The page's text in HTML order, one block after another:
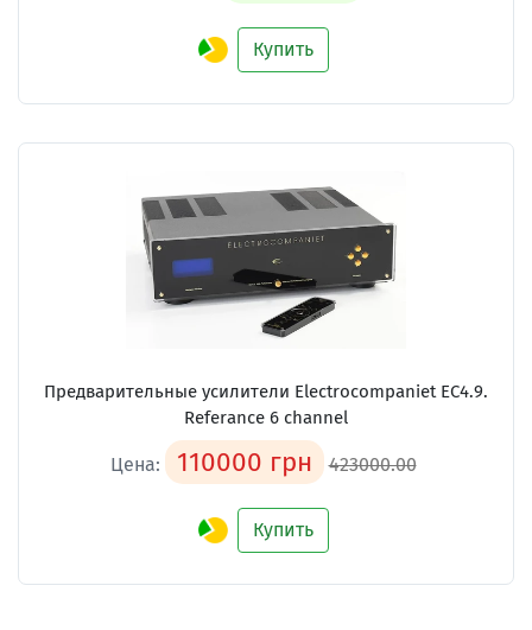
Купить
Предварительные усилители Electrocompaniet EC4.9.
Referance 6 channel
Цена: 110000 грн 423000.00
Купить